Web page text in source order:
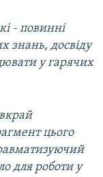
- повинні
знань, досвіду
у гарячих
цього
для роботи у